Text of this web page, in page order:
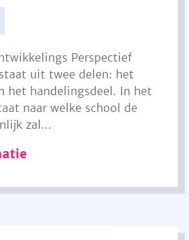
Perspectief
uit twee delen: het
het handelingsdeel. In het
naar welke school de
zal...